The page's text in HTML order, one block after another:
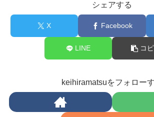
シェアする
X Facebook
LINE コ
keihiramatsuをフォロー